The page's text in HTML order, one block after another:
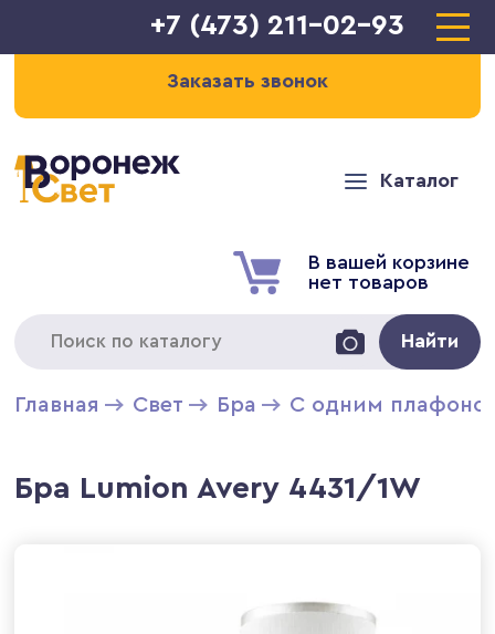
+7 (473) 211-02-93
Заказать звонок
Каталог
В вашей корзине
нет товаров
Найти
Главная Свет Бра С одним
Бра Lumion Avery 4431/1W